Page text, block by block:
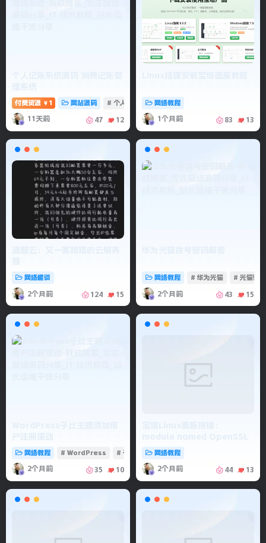
付费资源 ￥ 1 网站源码 # 个人记账 # 记账系统
11天前 47 12
网络教程
1个月前 83 13
网络趣谈
2个月前 124 15
网络教程 # 华为光猫 # 光猫密
2个月前 43 15
网络教程 # WordPress # 子比主题
2个月前 35 10
网络教程
2个月前 44 13